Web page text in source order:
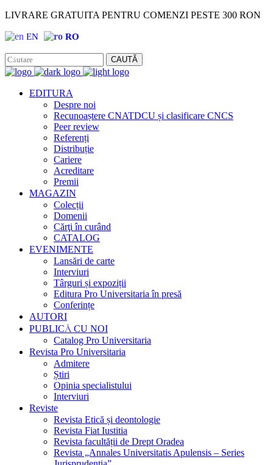
LIVRARE GRATUITA PENTRU COMENZI PESTE 300 RON
EN RO
CAUTĂ
EDITURA
Despre noi
Recunoaștere CNATDCU și clasificare CNCS
Peer review
Referenți
Distribuție
Cariere
Acreditare
Premii
MAGAZIN
Colecții
Domenii
Cărţi în curând
CATALOG
EVENIMENTE
Lansări de carte
Interviuri
Târguri și expoziții
Editura Pro Universitaria în presă
Conferințe
AUTORI
PUBLICĂ CU NOI
Catalog Pro Universitaria
Revista Pro Universitaria
Admitere
Știri
Opinia specialistului
Interviuri
Reviste
Revista Etică și deontologie
Revista Fiat Iustitia
Revista facultății de Drept Oradea
Revista „Annales Universitatis Apulensis – Series